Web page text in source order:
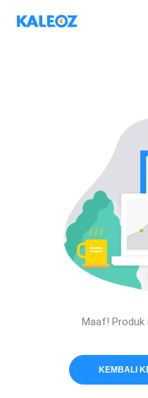
Maaf! Produk
KEMBALI